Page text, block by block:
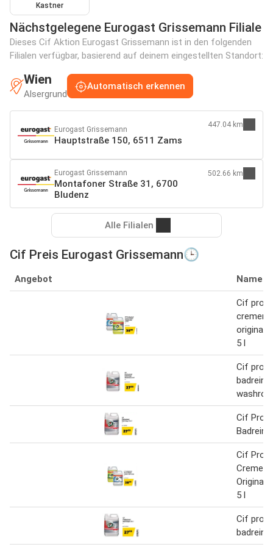
Kastner
Nächstgelegene Eurogast Grissemann Filiale
Dieses Cif Aktion Eurogast Grissemann ist in den folgenden
Filialen verfügbar, basierend auf deinem eingestellten Standort:
Wien
Alsergrund
Automatisch erkennen
Eurogast Grissemann
Hauptstraße 150, 6511 Zams
447.04 km
Eurogast Grissemann
Montafoner Straße 31, 6700
Bludenz
502.66 km
Alle Filialen
Cif Preis Eurogast Grissemann🕒
Angebot Name
Cif
cremer-
original
5 l
Cif
Cif
Cif
Creme-
Original
5 l
Cif